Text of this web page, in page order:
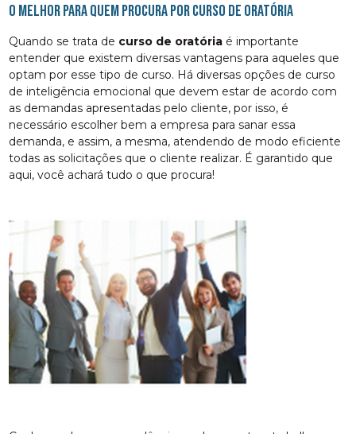
O melhor para quem procura por curso de oratória
Quando se trata de curso de oratória é importante
entender que existem diversas vantagens para aqueles que
optam por esse tipo de curso. Há diversas opções de curso
de inteligência emocional que devem estar de acordo com
as demandas apresentadas pelo cliente, por isso, é
necessário escolher bem a empresa para sanar essa
demanda, e assim, a mesma, atendendo de modo eficiente
todas as solicitações que o cliente realizar. É garantido que
aqui, você achará tudo o que procura!